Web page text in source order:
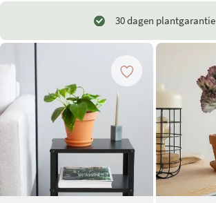
30 dagen plantgarantie